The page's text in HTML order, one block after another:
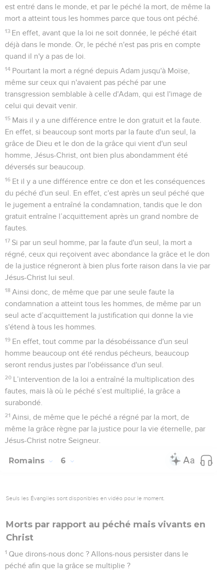
est entré dans le monde, et par le péché la mort, de même la
mort a atteint tous les hommes parce que tous ont péché.
13 En effet, avant que la loi ne soit donnée, le péché était
déjà dans le monde. Or, le péché n'est pas pris en compte
quand il n'y a pas de loi.
14 Pourtant la mort a régné depuis Adam jusqu'à Moïse,
même sur ceux qui n'avaient pas péché par une
transgression semblable à celle d'Adam, qui est l'image de
celui qui devait venir.
15 Mais il y a une différence entre le don gratuit et la faute.
En effet, si beaucoup sont morts par la faute d'un seul, la
grâce de Dieu et le don de la grâce qui vient d'un seul
homme, Jésus-Christ, ont bien plus abondamment été
déversés sur beaucoup.
16 Et il y a une différence entre ce don et les conséquences
du péché d'un seul. En effet, c'est après un seul péché que
le jugement a entraîné la condamnation, tandis que le don
gratuit entraîne l’acquittement après un grand nombre de
fautes.
17 Si par un seul homme, par la faute d'un seul, la mort a
régné, ceux qui reçoivent avec abondance la grâce et le don
de la justice régneront à bien plus forte raison dans la vie par
Jésus-Christ lui seul.
18 Ainsi donc, de même que par une seule faute la
condamnation a atteint tous les hommes, de même par un
seul acte d’acquittement la justification qui donne la vie
s'étend à tous les hommes.
19 En effet, tout comme par la désobéissance d'un seul
homme beaucoup ont été rendus pécheurs, beaucoup
seront rendus justes par l'obéissance d'un seul.
20 L’intervention de la loi a entraîné la multiplication des
fautes, mais là où le péché s’est multiplié, la grâce a
surabondé.
21 Ainsi, de même que le péché a régné par la mort, de
même la grâce règne par la justice pour la vie éternelle, par
Jésus-Christ notre Seigneur.
Romains 6
Seuls les Évangiles sont disponibles en vidéo pour le moment.
Morts par rapport au péché mais vivants en
Christ
1 Que dirons-nous donc ? Allons-nous persister dans le
péché afin que la grâce se multiplie ?